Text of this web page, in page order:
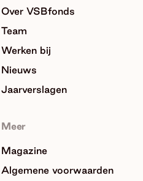
Over VSBfonds
Team
Werken bij
Nieuws
Jaarverslagen
Meer
Magazine
Algemene voorwaarden